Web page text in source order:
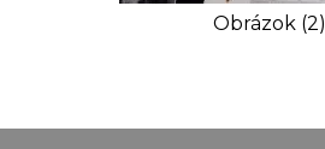
Obrázok (2)